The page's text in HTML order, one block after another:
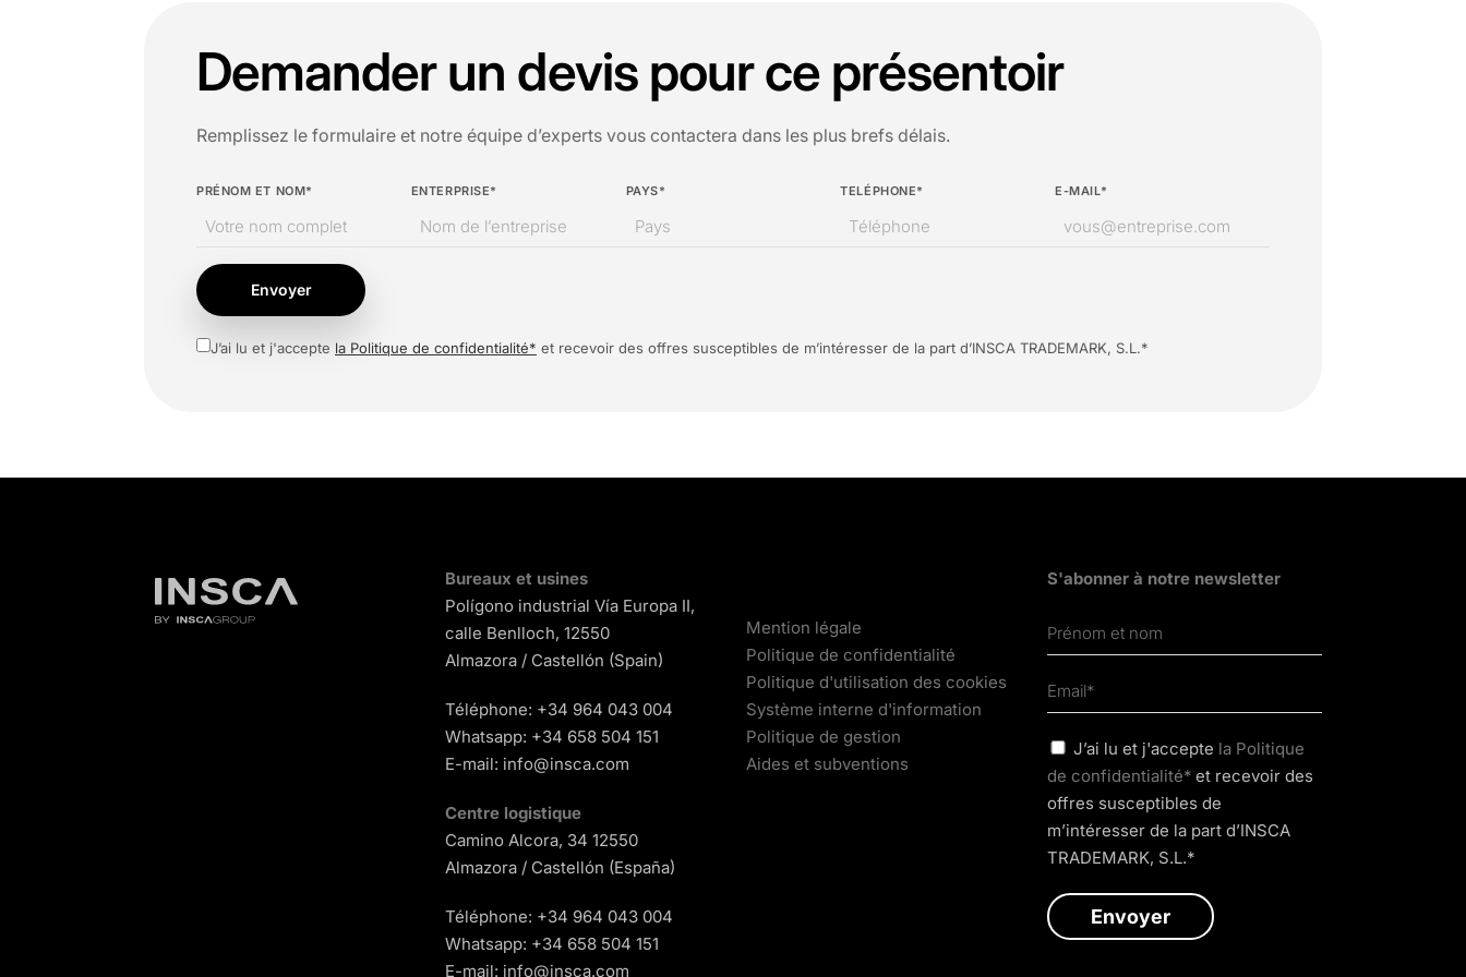
Demander un devis pour ce présentoir
Remplissez le formulaire et notre équipe d’experts vous contactera dans les plus brefs délais.
PRÉNOM ET NOM* ENTERPRISE* PAYS* TELÉPHONE* E-MAIL*
Envoyer
J’ai lu et j'accepte la Politique de confidentialité* et recevoir des offres susceptibles de m’intéresser de la part d’INSCA TRADEMARK, S.L.*
Bureaux et usines
Polígono industrial Vía Europa II,
calle Benlloch, 12550
Almazora / Castellón (Spain)
Téléphone: +34 964 043 004
Whatsapp: +34 658 504 151
E-mail: info@insca.com
Centre logistique
Camino Alcora, 34 12550
Almazora / Castellón (España)
Téléphone: +34 964 043 004
Whatsapp: +34 658 504 151
E-mail: info@insca.com
Mention légale
Politique de confidentialité
Politique d'utilisation des cookies
Système interne d'information
Politique de gestion
Aides et subventions
S'abonner à notre newsletter
J’ai lu et j'accepte la Politique
de confidentialité* et recevoir des
offres susceptibles de
m’intéresser de la part d’INSCA
TRADEMARK, S.L.*